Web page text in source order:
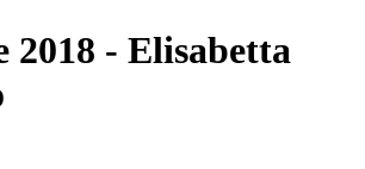
2018 - Elisabetta